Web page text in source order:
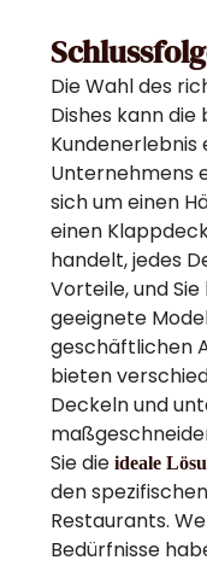
Die Wahl des
Dishes kann
Kundenerlebnis
Unternehmens
sich um einen
einen
handelt, jedes
Vorteile, und
geeignete
geschäftlichen
bieten
Deckeln und
Sie die ideale
den
Restaurants.
Bedürfnisse